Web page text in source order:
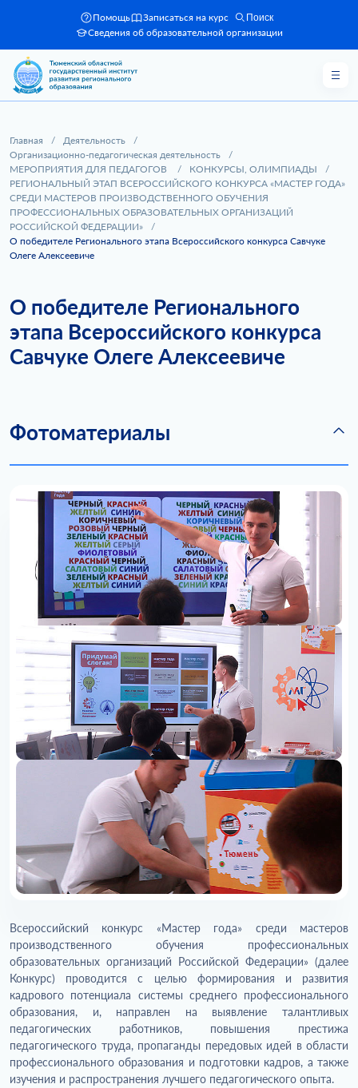
Помощь Записаться на курс Поиск
Сведения об образовательной организации
Главная / Деятельность
/
Организационно-педагогическая деятельность
/
МЕРОПРИЯТИЯ ДЛЯ ПЕДАГОГОВ
/ КОНКУРСЫ, ОЛИМПИАДЫ
/
РЕГИОНАЛЬНЫЙ ЭТАП ВСЕРОССИЙСКОГО КОНКУРСА «МАСТЕР ГОДА»
СРЕДИ МАСТЕРОВ ПРОИЗВОДСТВЕННОГО ОБУЧЕНИЯ
ПРОФЕССИОНАЛЬНЫХ ОБРАЗОВАТЕЛЬНЫХ ОРГАНИЗАЦИЙ
РОССИЙСКОЙ ФЕДЕРАЦИИ»
/
О победителе Регионального этапа Всероссийского конкурса Савчуке
Олеге Алексеевиче
О победителе Регионального
этапа Всероссийского конкурса
Савчуке Олеге Алексеевиче
Фотоматериалы
Всероссийский конкурс «Мастер года» среди мастеров
производственного обучения профессиональных
образовательных организаций Российской Федерации» (далее
Конкурс) проводится с целью формирования и развития
кадрового потенциала системы среднего профессионального
образования, и, направлен на выявление талантливых
педагогических работников, повышения престижа
педагогического труда, пропаганды передовых идей в области
профессионального образования и подготовки кадров, а также
изучения и распространения лучшего педагогического опыта.